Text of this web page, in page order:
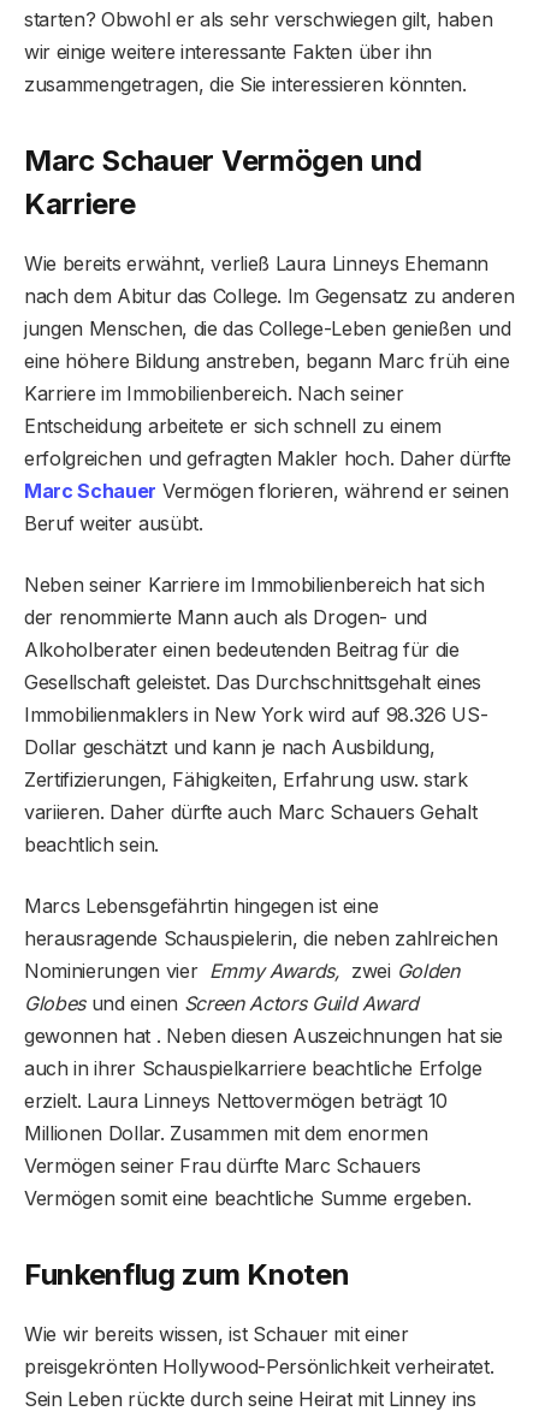
starten? Obwohl er als sehr verschwiegen gilt, haben
wir einige weitere interessante Fakten über ihn
zusammengetragen, die Sie interessieren könnten.
Marc Schauer Vermögen und
Karriere
Wie bereits erwähnt, verließ Laura Linneys Ehemann
nach dem Abitur das College. Im Gegensatz zu anderen
jungen Menschen, die das College-Leben genießen und
eine höhere Bildung anstreben, begann Marc früh eine
Karriere im Immobilienbereich. Nach seiner
Entscheidung arbeitete er sich schnell zu einem
erfolgreichen und gefragten Makler hoch. Daher dürfte
Marc Schauer Vermögen florieren, während er seinen
Beruf weiter ausübt.
Neben seiner Karriere im Immobilienbereich hat sich
der renommierte Mann auch als Drogen- und
Alkoholberater einen bedeutenden Beitrag für die
Gesellschaft geleistet. Das Durchschnittsgehalt eines
Immobilienmaklers in New York wird auf 98.326 US-
Dollar geschätzt und kann je nach Ausbildung,
Zertifizierungen, Fähigkeiten, Erfahrung usw. stark
variieren. Daher dürfte auch Marc Schauers Gehalt
beachtlich sein.
Marcs Lebensgefährtin hingegen ist eine
herausragende Schauspielerin, die neben zahlreichen
Nominierungen vier Emmy Awards, zwei Golden
Globesund einen Screen Actors Guild Award
gewonnen hat . Neben diesen Auszeichnungen hat sie
auch in ihrer Schauspielkarriere beachtliche Erfolge
erzielt. Laura Linneys Nettovermögen beträgt 10
Millionen Dollar. Zusammen mit dem enormen
Vermögen seiner Frau dürfte Marc Schauers
Vermögen somit eine beachtliche Summe ergeben.
Funkenflug zum Knoten
Wie wir bereits wissen, ist Schauer mit einer
preisgekrönten Hollywood-Persönlichkeit verheiratet.
Sein Leben rückte durch seine Heirat mit Linney ins